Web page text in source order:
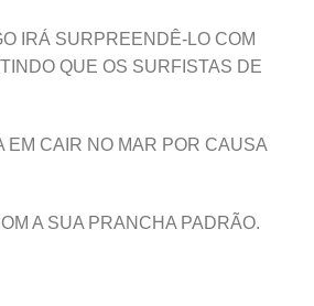
IRÁ SURPREENDÊ-LO COM
QUE OS SURFISTAS DE
CAIR NO MAR POR CAUSA
A SUA PRANCHA PADRÃO.